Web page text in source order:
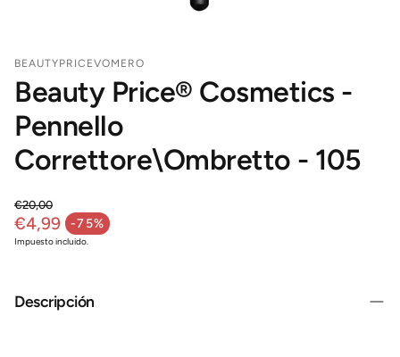
BEAUTYPRICEVOMERO
Beauty Price® Cosmetics -
Pennello
Correttore\Ombretto - 105
€4,99 -75%
Precio de venta
Precio regular
€20,00
Impuesto incluido.
Descripción